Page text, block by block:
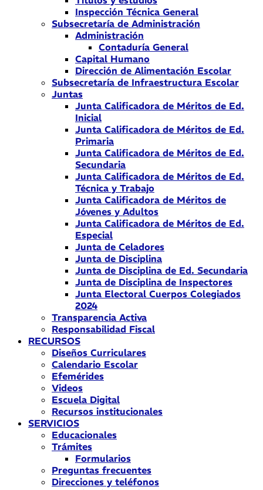
Inspección Técnica General
Subsecretaría de Administración
Administración
Contaduría General
Capital Humano
Dirección de Alimentación Escolar
Subsecretaría de Infraestructura Escolar
Juntas
Junta Calificadora de Méritos de Ed.
Inicial
Junta Calificadora de Méritos de Ed.
Primaria
Junta Calificadora de Méritos de Ed.
Secundaria
Junta Calificadora de Méritos de Ed.
Técnica y Trabajo
Junta Calificadora de Méritos de
Jóvenes y Adultos
Junta Calificadora de Méritos de Ed.
Especial
Junta de Celadores
Junta de Disciplina
Junta de Disciplina de Ed. Secundaria
Junta de Disciplina de Inspectores
Junta Electoral Cuerpos Colegiados
2024
Transparencia Activa
Responsabilidad Fiscal
RECURSOS
Diseños Curriculares
Calendario Escolar
Efemérides
Videos
Escuela Digital
Recursos institucionales
SERVICIOS
Educacionales
Trámites
Formularios
Preguntas frecuentes
Direcciones y teléfonos